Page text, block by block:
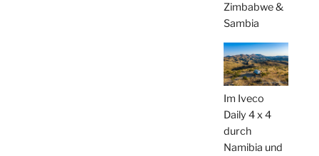
Zimbabwe &
Sambia
Im Iveco
Daily 4 x 4
durch
Namibia und